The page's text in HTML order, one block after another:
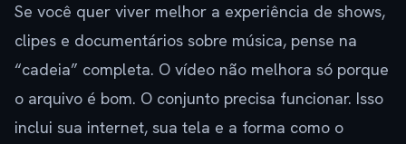
Se você quer viver melhor a experiência de shows,
clipes e documentários sobre música, pense na
“cadeia” completa. O vídeo não melhora só porque
o arquivo é bom. O conjunto precisa funcionar. Isso
inclui sua internet, sua tela e a forma como o